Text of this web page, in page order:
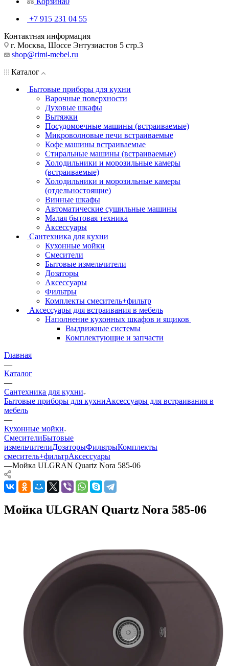
+7 915 231 04 55
Контактная информация
г. Москва, Шоссе Энтузиастов 5 стр.3
shop@rimi-mebel.ru
Каталог
Бытовые приборы для кухни
Варочные поверхности
Духовые шкафы
Вытяжки
Посудомоечные машины (встраиваемые)
Микроволновые печи встраиваемые
Кофе машины встраиваемые
Стиральные машины (встраиваемые)
Холодильники и морозильные камеры
(встраиваемые)
Холодильники и морозильные камеры
(отдельностоящие)
Винные шкафы
Автоматические сушильные машины
Малая бытовая техника
Аксессуары
Сантехника для кухни
Кухонные мойки
Смесители
Бытовые измельчители
Дозаторы
Аксессуары
Фильтры
Комплекты смеситель+фильтр
Аксессуары для встраивания в мебель
Наполнение кухонных шкафов и ящиков
Выдвижные системы
Комплектующие и запчасти
Главная
—
Каталог
—
Сантехника для кухни
Бытовые приборы для кухниАксессуары для встраивания в
мебель
—
Кухонные мойки
СмесителиБытовые
измельчителиДозаторыФильтрыКомплекты
смеситель+фильтрАксессуары
—Мойка ULGRAN Quartz Nora 585-06
Мойка ULGRAN Quartz Nora 585-06